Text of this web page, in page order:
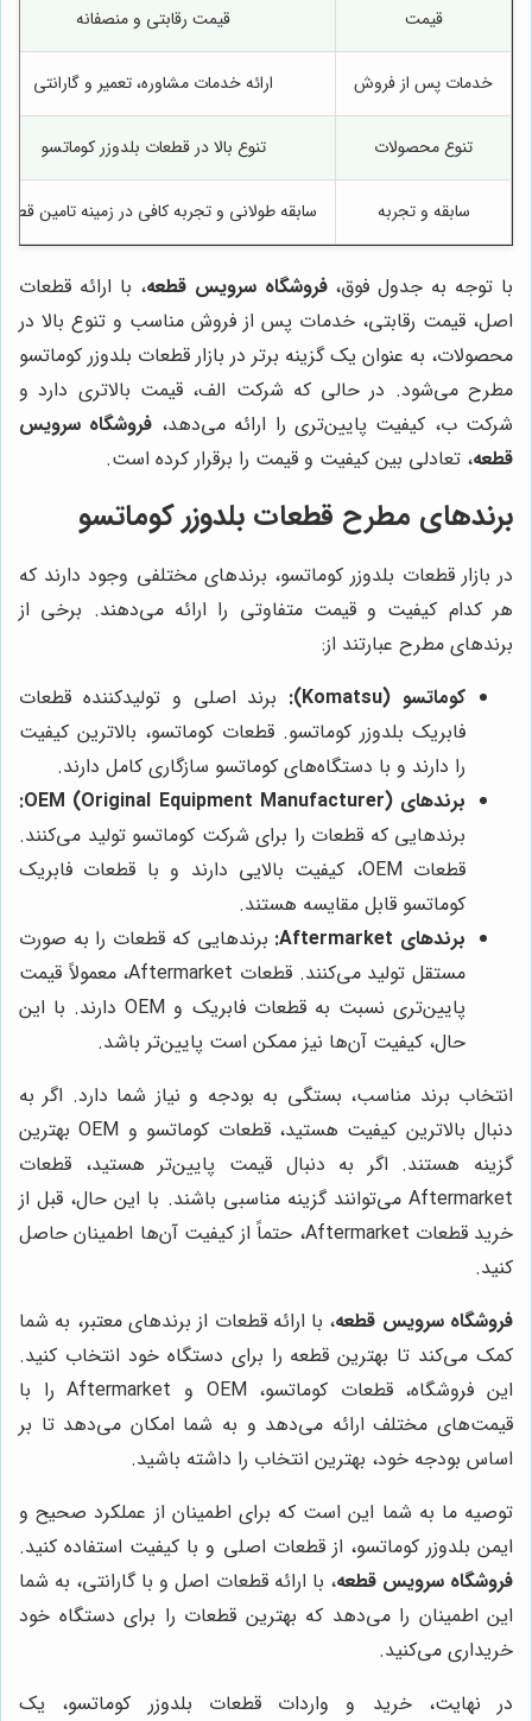
قیمت قیمت رقابتی و منصفانه
خدمات پس از فروش ارائه خدمات مشاوره، تعمیر و گارانتی
تنوع محصولات تنوع بالا در قطعات بلدوزر کوماتسو
سابقه و تجربه سابقه طولانی و تجربه کافی در زمینه تامین
با توجه به جدول فوق،فروشگاه سرویس قطعه، با ارائه قطعات
اصل، قیمت رقابتی، خدمات پس از فروش مناسب و تنوع بالا در
محصولات، به عنوان یک گزینه برتر در بازار قطعات بلدوزر کوماتسو
مطرح می‌شود. در حالی که شرکت الف، قیمت بالاتری دارد و
شرکت ب، کیفیت پایین‌تری را ارائه می‌دهد، فروشگاه سرویس
قطعه، تعادلی بین کیفیت و قیمت را برقرار کرده است.
برندهای مطرح قطعات بلدوزر کوماتسو
در بازار قطعات بلدوزر کوماتسو، برندهای مختلفی وجود دارند که
هر کدام کیفیت و قیمت متفاوتی را ارائه می‌دهند. برخی از
برندهای مطرح عبارتند از:
کوماتسو (Komatsu):
برند اصلی و تولیدکننده قطعات
فابریک بلدوزر کوماتسو. قطعات کوماتسو، بالاترین کیفیت
را دارند و با دستگاه‌های کوماتسو سازگاری کامل دارند.
برندهای OEM (Original Equipment Manufacturer):
برندهایی که قطعات را برای شرکت کوماتسو تولید می‌کنند.
قطعات OEM، کیفیت بالایی دارند و با قطعات فابریک
کوماتسو قابل مقایسه هستند.
برندهای Aftermarket:
برندهایی که قطعات را به صورت
مستقل تولید می‌کنند. قطعات Aftermarket، معمولاً قیمت
پایین‌تری نسبت به قطعات فابریک و OEM دارند. با این
حال، کیفیت آن‌ها نیز ممکن است پایین‌تر باشد.
انتخاب برند مناسب، بستگی به بودجه و نیاز شما دارد. اگر به
دنبال بالاترین کیفیت هستید، قطعات کوماتسو و OEM بهترین
گزینه هستند. اگر به دنبال قیمت پایین‌تر هستید، قطعات
Aftermarket می‌توانند گزینه مناسبی باشند. با این حال، قبل از
خرید قطعات Aftermarket، حتماً از کیفیت آن‌ها اطمینان حاصل
کنید.
فروشگاه سرویس قطعه، با ارائه قطعات از برندهای معتبر، به شما
کمک می‌کند تا بهترین قطعه را برای دستگاه خود انتخاب کنید.
این فروشگاه، قطعات کوماتسو، OEM و Aftermarket را با
قیمت‌های مختلف ارائه می‌دهد و به شما امکان می‌دهد تا بر
اساس بودجه خود، بهترین انتخاب را داشته باشید.
توصیه ما به شما این است که برای اطمینان از عملکرد صحیح و
ایمن بلدوزر کوماتسو، از قطعات اصلی و با کیفیت استفاده کنید.
فروشگاه سرویس قطعه، با ارائه قطعات اصل و با گارانتی، به شما
این اطمینان را می‌دهد که بهترین قطعات را برای دستگاه خود
خریداری می‌کنید.
در نهایت، خرید و واردات قطعات بلدوزر کوماتسو، یک